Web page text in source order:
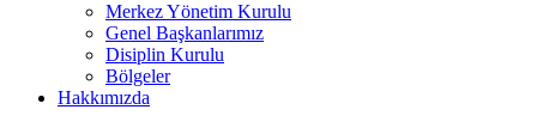
Merkez Yönetim Kurulu
Genel Başkanlarımız
Disiplin Kurulu
Bölgeler
Hakkımızda